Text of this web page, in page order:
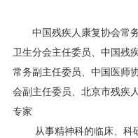
中国残疾人康复协会常
卫生分会主任委员、中国残
常务副主任委员、中国医师
会副主任委员、北京市残疾
专家
从事精神科的临床、科研